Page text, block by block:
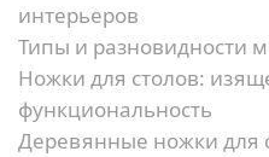
интерьеров
Типы и разновидности
Ножки для столов:
функциональность
Деревянные ножки для